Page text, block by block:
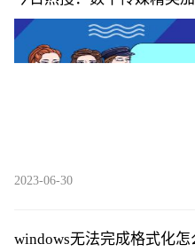
2023-06-30
windows无法完成格式化怎